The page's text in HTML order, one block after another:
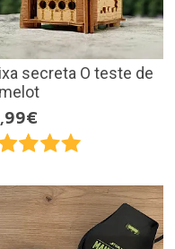
secreta O teste de